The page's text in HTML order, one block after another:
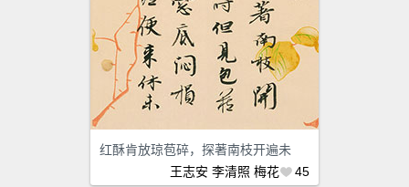
红酥肯放琼苞碎，探著南枝开遍未
王志安 李清照 梅花 45